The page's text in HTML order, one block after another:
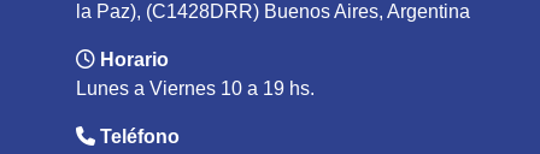
la Paz), (C1428DRR) Buenos Aires, Argentina
Horario
Lunes a Viernes 10 a 19 hs.
Teléfono